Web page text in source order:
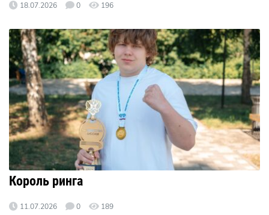
18.07.2026 0 196
Король ринга
11.07.2026 0 189